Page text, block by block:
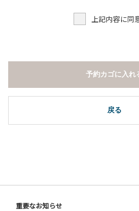
上記内容に同
戻る
予約カゴに入れ
重要なお知らせ